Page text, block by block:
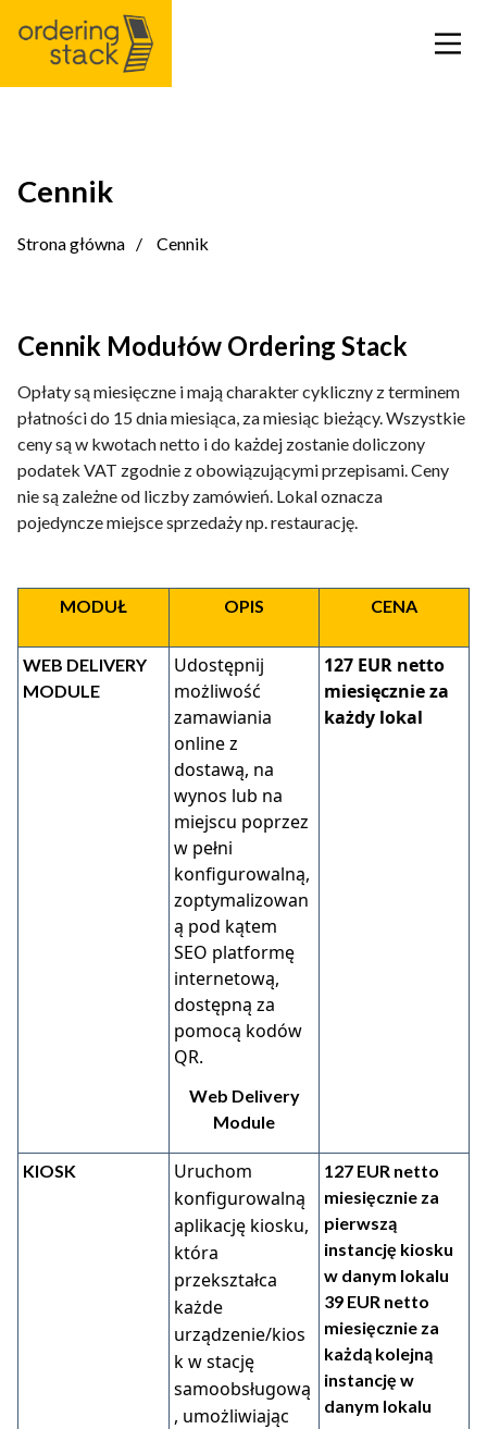
Cennik
Blog
Kontakt
PL
Cennik
Strona główna Cennik
Cennik Modułów Ordering Stack
Opłaty są miesięczne i mają charakter cykliczny z terminem
płatności do 15 dnia miesiąca, za miesiąc bieżący. Wszystkie
ceny są w kwotach netto i do każdej zostanie doliczony
podatek VAT zgodnie z obowiązującymi przepisami. Ceny
nie są zależne od liczby zamówień. Lokal oznacza
pojedyncze miejsce sprzedaży np. restaurację.
MODUŁ OPIS CENA
WEB DELIVERY
MODULE
Udostępnij
możliwość
zamawiania
online z
dostawą, na
wynos lub na
miejscu poprzez
w pełni
konfigurowalną,
zoptymalizowan
ą pod kątem
SEO platformę
internetową,
dostępną za
pomocą kodów
QR.
Web Delivery
Module
127 EUR netto
miesięcznie za
każdy lokal
KIOSK
Uruchom
konfigurowalną
aplikację kiosku,
która
przekształca
każde
urządzenie/kios
k w stację
samoobsługową
, umożliwiając
127 EUR netto
miesięcznie za
pierwszą
instancję kiosku
w danym lokalu
39 EUR netto
miesięcznie za
każdą kolejną
instancję w
danym lokalu